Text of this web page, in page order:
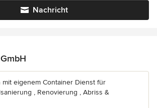
Nachricht
mit eigenem Container Dienst für
, Renovierung , Abriss &